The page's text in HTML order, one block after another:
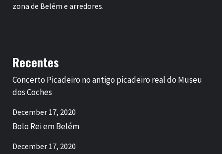
zona de Belém e arredores.
Recentes
Concerto Picadeiro no antigo picadeiro real do Museu
dos Coches
December 17, 2020
Bolo Rei em Belém
December 17, 2020